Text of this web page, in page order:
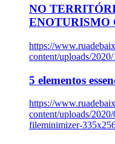
NO
ENOTURISMO
https://
content/uploads/
5 elementos
https://
content/uploads/
fileminimizer-